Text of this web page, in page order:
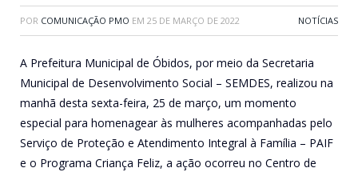
POR COMUNICAÇÃO PMO EM 25 DE MARÇO DE 2022 NOTÍCIAS
A Prefeitura Municipal de Óbidos, por meio da Secretaria
Municipal de Desenvolvimento Social – SEMDES, realizou na
manhã desta sexta-feira, 25 de março, um momento
especial para homenagear às mulheres acompanhadas pelo
Serviço de Proteção e Atendimento Integral à Família – PAIF
e o Programa Criança Feliz, a ação ocorreu no Centro de